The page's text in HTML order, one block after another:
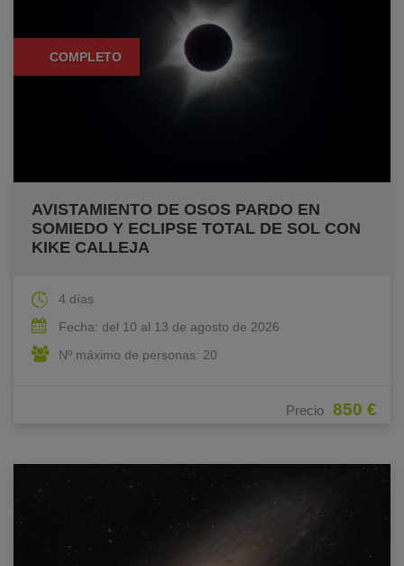
COMPLETO
AVISTAMIENTO DE OSOS PARDO EN
SOMIEDO Y ECLIPSE TOTAL DE SOL CON
KIKE CALLEJA
Precio 850 €
4 días
Fecha: del 10 al 13 de agosto de 2026
Nº máximo de personas: 20